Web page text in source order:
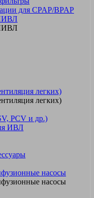
для CPAP/BPAP
легких)
легких)
PCV и др.)
ИВЛ
насосы
насосы